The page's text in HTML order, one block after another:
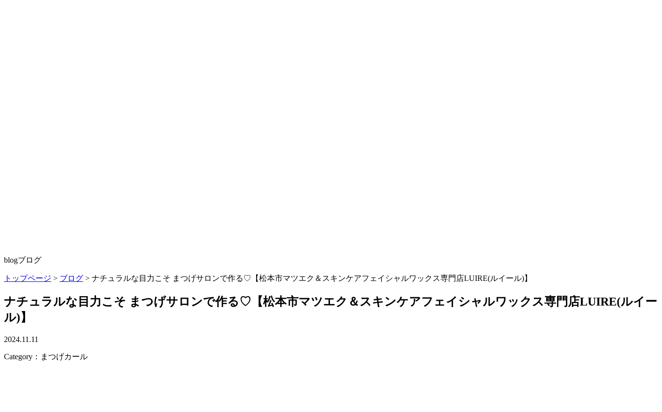
blogブログ
トップページ > ブログ > ナチュラルな目力こそ まつげサロンで作る♡【松本市マツエク＆スキンケアフェイシャルワックス専門店LUIRE(ルイール)】
ナチュラルな目力こそ まつげサロンで作る♡【松本市マツエク＆スキンケアフェイシャルワックス専門店LUIRE(ルイー
ル)】
2024.11.11
Category：まつげカール